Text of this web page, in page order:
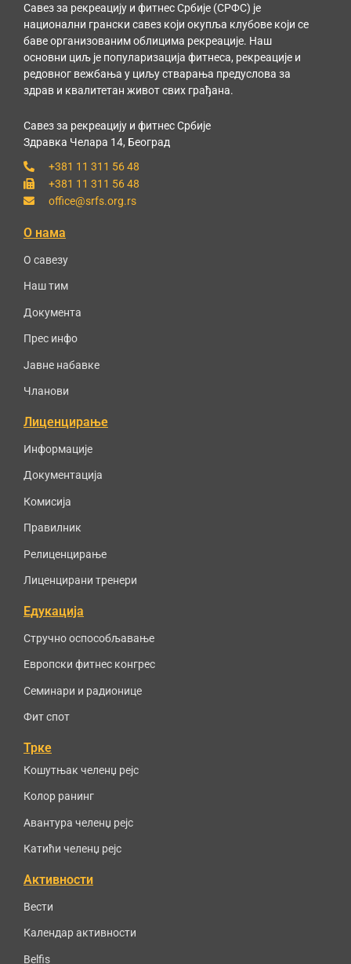
Савез за рекреацију и фитнес Србије (СРФС) је
национални грански савез који окупља клубове који се
баве организованим облицима рекреације. Наш
основни циљ је популаризација фитнеса, рекреације и
редовног вежбања у циљу стварања предуслова за
здрав и квалитетан живот свих грађана.
Савез за рекреацију и фитнес Србије
Здравка Челара 14, Београд
+381 11 311 56 48
+381 11 311 56 48
office@srfs.org.rs
О нама
О савезу
Наш тим
Документа
Прес инфо
Јавне набавке
Чланови
Лиценцирање
Информације
Документација
Комисија
Правилник
Релиценцирање
Лиценцирани тренери
Едукација
Стручно оспособљавање
Европски фитнес конгрес
Семинари и радионице
Фит спот
Трке
Кошутњак челенџ рејс
Колор ранинг
Авантура челенџ рејс
Катићи челенџ рејс
Активности
Вести
Календар активности
Belfis